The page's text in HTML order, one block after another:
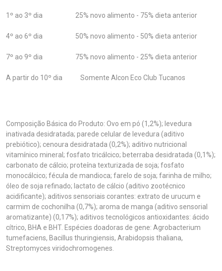
1º ao 3º dia 25% novo alimento - 75% dieta anterior
4º ao 6º dia 50% novo alimento - 50% dieta anterior
7º ao 9º dia 75% novo alimento - 25% dieta anterior
A partir do 10º dia Somente Alcon Eco Club Tucanos
Composição Básica do Produto: Ovo em pó (1,2%); levedura
inativada desidratada; parede celular de levedura (aditivo
prebiótico); cenoura desidratada (0,2%); aditivo nutricional
vitamínico mineral; fosfato tricálcico; beterraba desidratada (0,1%);
carbonato de cálcio; proteína texturizada de soja; fosfato
monocálcico; fécula de mandioca; farelo de soja; farinha de milho;
óleo de soja refinado; lactato de cálcio (aditivo zootécnico
acidificante); aditivos sensoriais corantes: extrato de urucum e
carmim de cochonilha (0,7%); aroma de manga (aditivo sensorial
aromatizante) (0,17%); aditivos tecnológicos antioxidantes: ácido
cítrico, BHA e BHT. Espécies doadoras de gene: Agrobacterium
tumefaciens, Bacillus thuringiensis, Arabidopsis thaliana,
Streptomyces viridochromogenes.